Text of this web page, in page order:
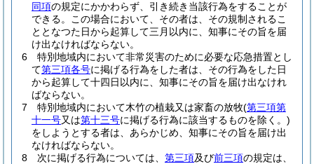
同項の規定にかかわらず、引き続き当該行為をすることが
できる。
この場合において、その者は、その規制されるこ
ととなつた日から起算して三月以内に、知事にその旨を届
け出なければならない。
6
特別地域内において非常災害のために必要な応急措置とし
て第三項各号に掲げる行為をした者は、その行為をした日
から起算して十四日以内に、知事にその旨を届け出なけれ
ばならない。
7
特別地域内において木竹の植栽又は家畜の放牧(第三項第
十一号又は第十三号に掲げる行為に該当するものを除く。)
をしようとする者は、あらかじめ、知事にその旨を届け出
なければならない。
8
次に掲げる行為については、 第三項及び前三項の規定は、